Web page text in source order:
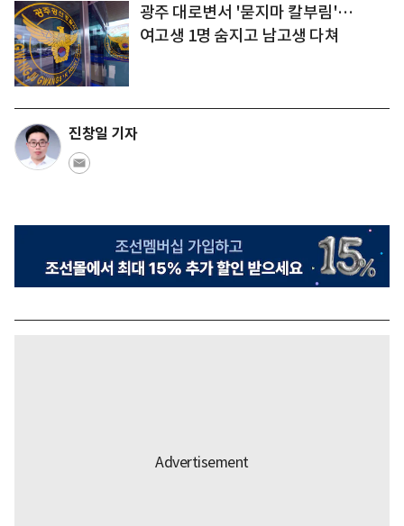
광주 대로변서 '묻지마 칼부림'…
여고생 1명 숨지고 남고생 다쳐
진창일 기자